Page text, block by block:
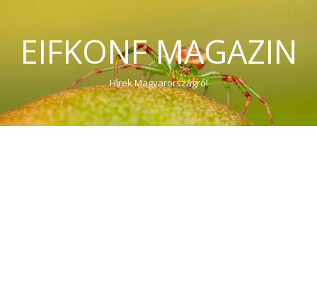
EIFKONF MAGAZIN
Hírek Magyarországról